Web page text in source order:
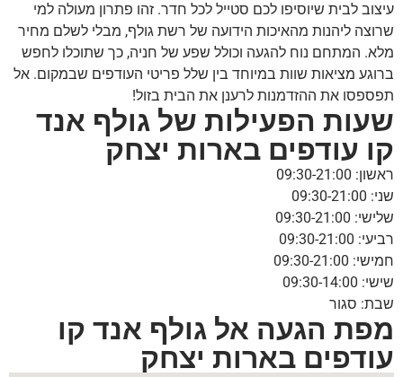
עיצוב לבית שיוסיפו לכם סטייל לכל חדר. זהו פתרון מעולה למי
שרוצה ליהנות מהאיכות הידועה של רשת גולף, מבלי לשלם מחיר
מלא. המתחם נוח להגעה וכולל שפע של חניה, כך שתוכלו לחפש
ברוגע מציאות שוות במיוחד בין שלל פריטי העודפים שבמקום. אל
תפספסו את ההזדמנות לרענן את הבית בזול!
שעות הפעילות של גולף אנד
קו עודפים בארות יצחק
ראשון: 09:30-21:00
שני: 09:30-21:00
שלישי: 09:30-21:00
רביעי: 09:30-21:00
חמישי: 09:30-21:00
שישי: 09:30-14:00
שבת: סגור
מפת הגעה אל גולף אנד קו
עודפים בארות יצחק